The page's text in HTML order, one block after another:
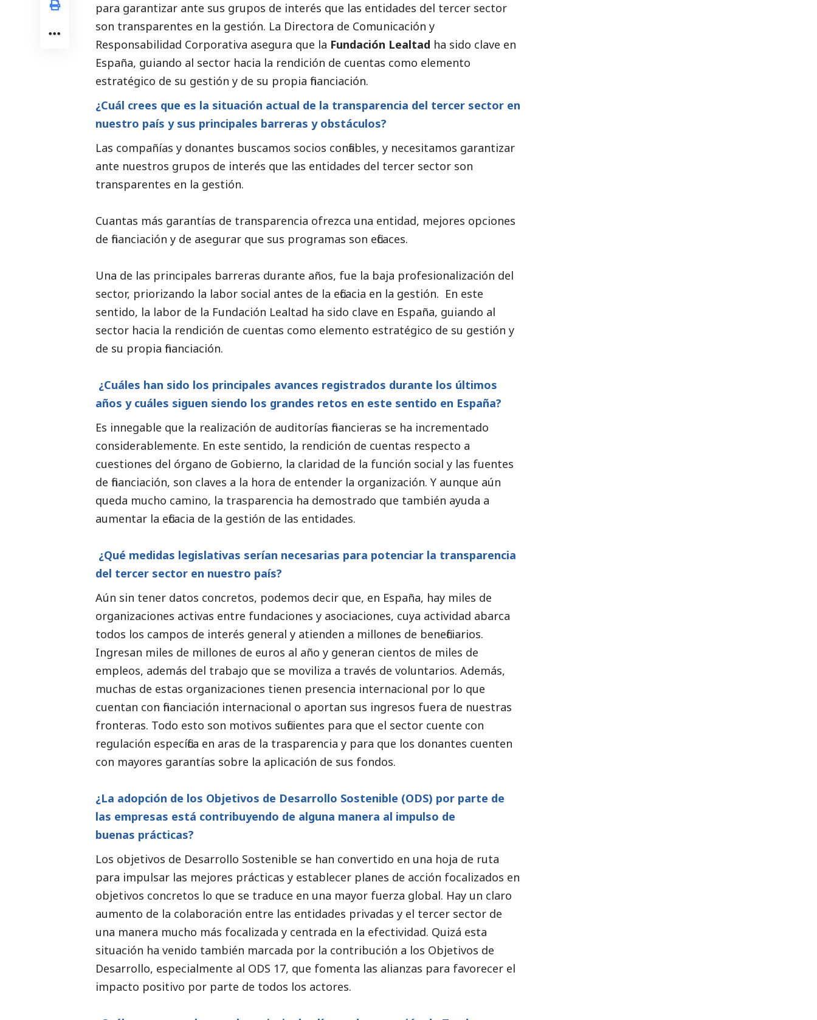
para garantizar ante sus grupos de interés que las entidades del tercer sector
son transparentes en la gestión. La Directora de Comunicación y
Responsabilidad Corporativa asegura que la Fundación Lealtad ha sido clave en
España, guiando al sector hacia la rendición de cuentas como elemento
estratégico de su gestión y de su propia financiación.
¿Cuál crees que es la situación actual de la transparencia del tercer sector en
nuestro país y sus principales barreras y obstáculos?
Las compañías y donantes buscamos socios confiables, y necesitamos garantizar
ante nuestros grupos de interés que las entidades del tercer sector son
transparentes en la gestión.
Cuantas más garantías de transparencia ofrezca una entidad, mejores opciones
de financiación y de asegurar que sus programas son eficaces.
Una de las principales barreras durante años, fue la baja profesionalización del
sector, priorizando la labor social antes de la eficacia en la gestión. En este
sentido, la labor de la Fundación Lealtad ha sido clave en España, guiando al
sector hacia la rendición de cuentas como elemento estratégico de su gestión y
de su propia financiación.
¿Cuáles han sido los principales avances registrados durante los últimos
años y cuáles siguen siendo los grandes retos en este sentido en España?
Es innegable que la realización de auditorías financieras se ha incrementado
considerablemente. En este sentido, la rendición de cuentas respecto a
cuestiones del órgano de Gobierno, la claridad de la función social y las fuentes
de financiación, son claves a la hora de entender la organización. Y aunque aún
queda mucho camino, la trasparencia ha demostrado que también ayuda a
aumentar la eficacia de la gestión de las entidades.
¿Qué medidas legislativas serían necesarias para potenciar la transparencia
del tercer sector en nuestro país?
Aún sin tener datos concretos, podemos decir que, en España, hay miles de
organizaciones activas entre fundaciones y asociaciones, cuya actividad abarca
todos los campos de interés general y atienden a millones de beneficiarios.
Ingresan miles de millones de euros al año y generan cientos de miles de
empleos, además del trabajo que se moviliza a través de voluntarios. Además,
muchas de estas organizaciones tienen presencia internacional por lo que
cuentan con financiación internacional o aportan sus ingresos fuera de nuestras
fronteras. Todo esto son motivos suficientes para que el sector cuente con
regulación específica en aras de la trasparencia y para que los donantes cuenten
con mayores garantías sobre la aplicación de sus fondos.
¿La adopción de los Objetivos de Desarrollo Sostenible (ODS) por parte de
las empresas está contribuyendo de alguna manera al impulso de
buenas prácticas?
Los objetivos de Desarrollo Sostenible se han convertido en una hoja de ruta
para impulsar las mejores prácticas y establecer planes de acción focalizados en
objetivos concretos lo que se traduce en una mayor fuerza global. Hay un claro
aumento de la colaboración entre las entidades privadas y el tercer sector de
una manera mucho más focalizada y centrada en la efectividad. Quizá esta
situación ha venido también marcada por la contribución a los Objetivos de
Desarrollo, especialmente al ODS 17, que fomenta las alianzas para favorecer el
impacto positivo por parte de todos los actores.